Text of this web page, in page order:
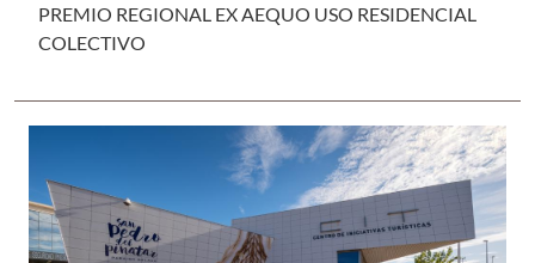
PREMIO REGIONAL EX AEQUO USO RESIDENCIAL
COLECTIVO